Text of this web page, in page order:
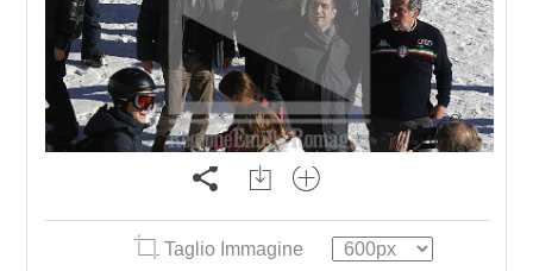
Taglio Immagine